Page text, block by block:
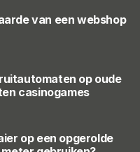
van een webshop
op oude
casinogames
op een opgerolde